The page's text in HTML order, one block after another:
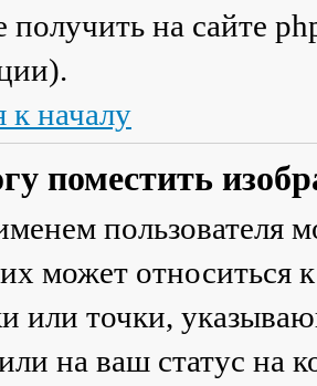
на сайте
к началу
поместить
пользователя
может относиться
или точки,
на ваш статус на